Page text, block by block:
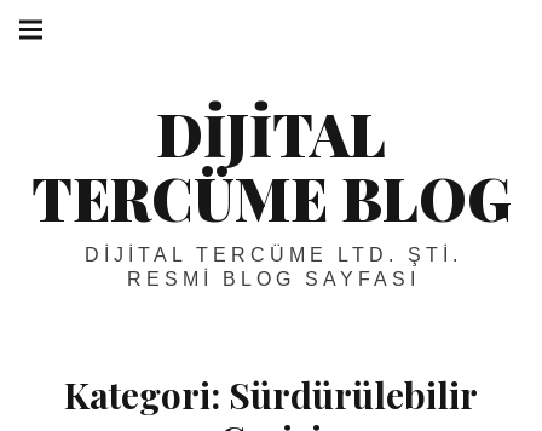
Skip
DIJITAL
TERCÜME BLOG
DIJITAL TERCÜME LTD. ŞTI.
RESMI BLOG SAYFASI
navigation
Kategori: Sürdürülebilir